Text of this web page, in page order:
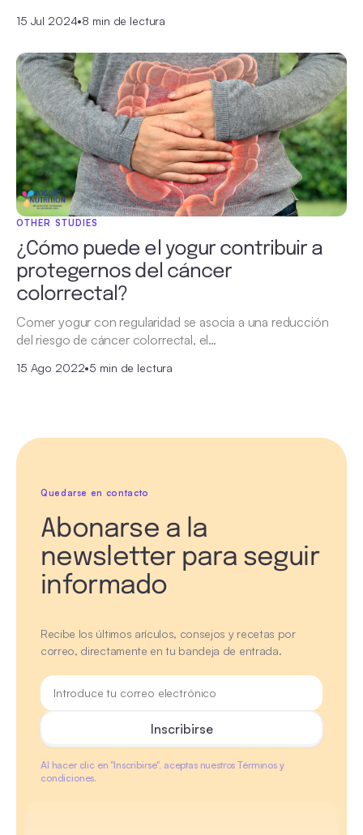
15 Jul 2024•8 min de lectura
OTHER STUDIES
¿Cómo puede el yogur contribuir a
protegernos del cáncer
colorrectal?
Comer yogur con regularidad se asocia a una reducción
del riesgo de cáncer colorrectal, el…
15 Ago 2022•5 min de lectura
Quedarse en contacto
Abonarse a la
newsletter para seguir
informado
Recibe los últimos arículos, consejos y recetas por
correo, directamente en tu bandeja de entrada.
Al hacer clic en "Inscribirse", aceptas nuestros Términos y
condiciones.